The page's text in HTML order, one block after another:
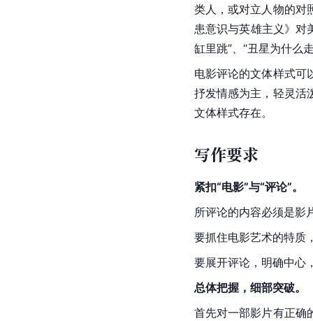
类人，或对立人物的对
患意识与英雄主义》对
缸里跳”、“丑星为什么
电影评论的文体样式可
抒发情感为主，轻灵活
文体样式存在。
写作要求
紧扣“电影”与“评论”。
所评论的内容必须是影
要抓住电影艺术的特质
要展开评论，明确中心
总体把握，细部突破。
首先对一部影片有正确